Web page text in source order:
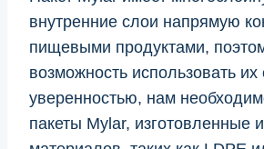
внутренние слои напрямую
пищевыми продуктами,
возможность использовать их
уверенностью, нам
пакеты Mylar, изготовленные